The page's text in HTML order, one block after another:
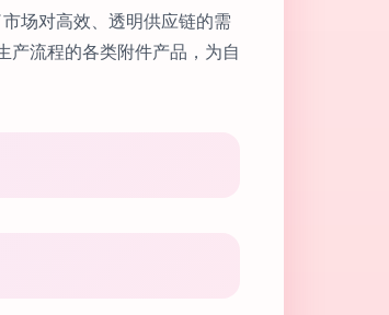
场对高效、透明供应链的需
产流程的各类附件产品，为自